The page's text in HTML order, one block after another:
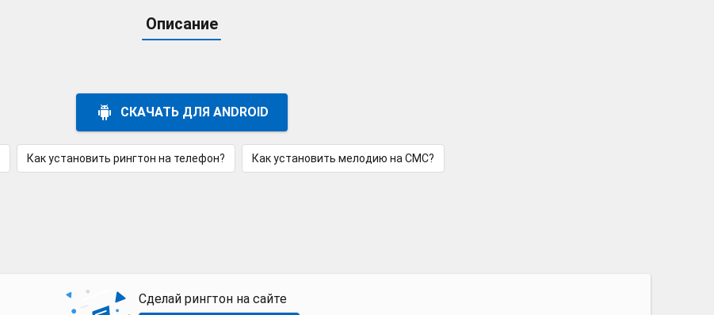
Описание
СКАЧАТЬ ДЛЯ ANDROID
Как установить рингтон на телефон? Как установить мелодию на СМС?
Сделай рингтон на сайте